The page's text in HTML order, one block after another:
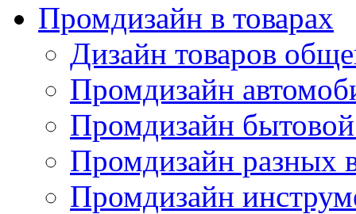
Промдизайн в товарах
Дизайн товаров
Промдизайн
Промдизайн
Промдизайн разных
Промдизайн